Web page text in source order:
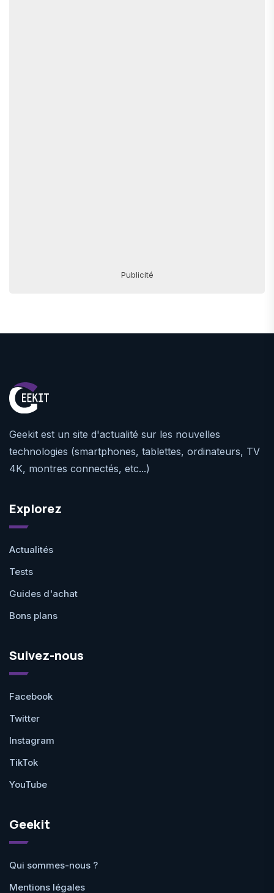
Publicité
Geekit est un site d'actualité sur les nouvelles
technologies (smartphones, tablettes, ordinateurs, TV
4K, montres connectés, etc...)
Explorez
Actualités
Tests
Guides d'achat
Bons plans
Suivez-nous
Facebook
Twitter
Instagram
TikTok
YouTube
Geekit
Qui sommes-nous ?
Mentions légales